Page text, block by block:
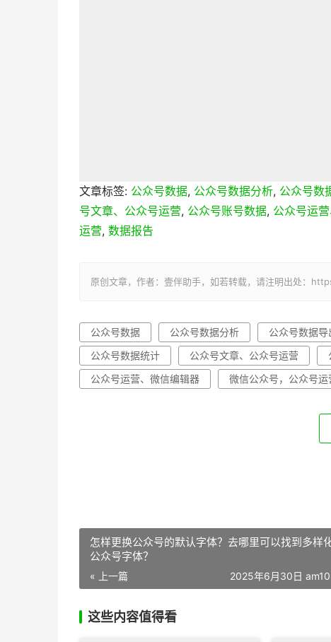
文章标签: 公众号数据, 公众号数据分析, 公众号数
号文章、公众号运营, 公众号账号数据, 公众号运
运营, 数据报告
原创文章，作者：壹伴助手，如若转载，请注明出处：
公众号数据 公众号数据分析 公众号数据导
公众号数据统计
公众号文章、公众号运营
公众号运营、微信编辑器
微信公众号，公众号运
怎样更换公众号的默认字体？去哪里可以找到多样
公众号字体？
« 上一篇 2025年6月30日
这些内容值得看